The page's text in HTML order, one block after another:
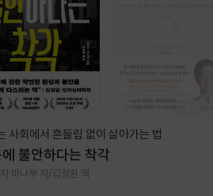
사회에서 흔들림 없이 살아가는 법
불안하다는 착각
마나부 저/김정환 역